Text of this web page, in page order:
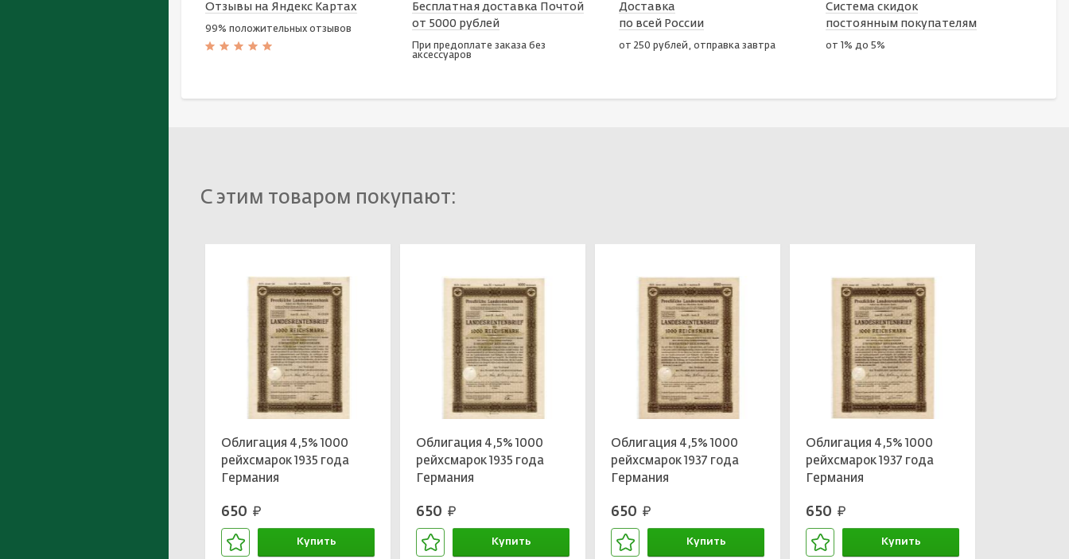
Отзывы на Яндекс Картах
99% положительных отзывов
Бесплатная доставка Почтой
от 5000 рублей
При предоплате заказа без
аксессуаров
Доставка
по всей России
от 250 рублей, отправка завтра
Система скидок
постоянным покупателям
от 1% до 5%
С этим товаром покупают:
Облигация 4,5% 1000
рейхсмарок 1935 года
Германия
650 руб.
Купить
Облигация 4,5% 1000
рейхсмарок 1935 года
Германия
650 руб.
Купить
Облигация 4,5% 1000
рейхсмарок 1937 года
Германия
650 руб.
Купить
Облигация 4,5% 1000
рейхсмарок 1937 года
Германия
650 руб.
Купить